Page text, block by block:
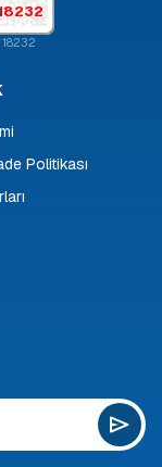
Politikası